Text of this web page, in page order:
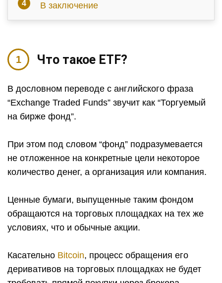
В заключение
Что такое ETF?
В дословном переводе с английского фраза
“Exchange Traded Funds” звучит как “Торгуемый
на бирже фонд”.
При этом под словом “фонд” подразумевается
не отложенное на конкретные цели некоторое
количество денег, а организация или компания.
Ценные бумаги, выпущенные таким фондом
обращаются на торговых площадках на тех же
условиях, что и обычные акции.
Касательно Bitcoin, процесс обращения его
деривативов на торговых площадках не будет